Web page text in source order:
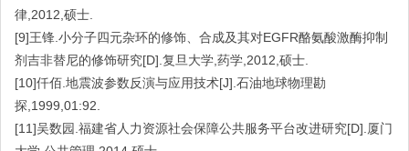
律,2012,硕士.
[9]王锋.小分子四元杂环的修饰、合成及其对EGFR酪氨酸激酶抑制
剂吉非替尼的修饰研究[D].复旦大学,药学,2012,硕士.
[10]仟佰.地震波参数反演与应用技术[J].石油地球物理勘
探,1999,01:92.
[11]吴数园.福建省人力资源社会保障公共服务平台改进研究[D].厦门